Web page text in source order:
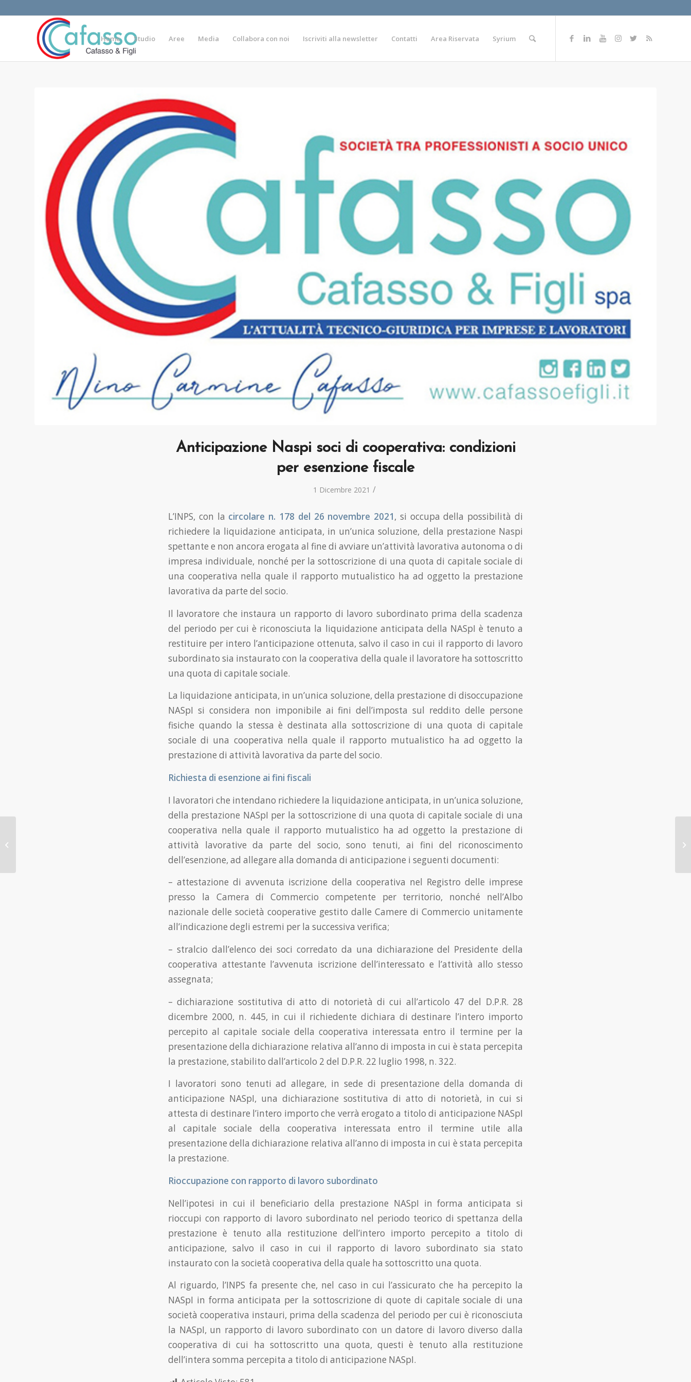
Home Studio Aree Media Collabora con noi Iscriviti alla newsletter Contatti Area Riservata Syrium
Anticipazione Naspi soci di cooperativa: condizioni
per esenzione fiscale
1 Dicembre 2021 /
L’INPS, con la circolare n. 178 del 26 novembre 2021, si occupa della possibilità di
richiedere la liquidazione anticipata, in un’unica soluzione, della prestazione Naspi
spettante e non ancora erogata al fine di avviare un’attività lavorativa autonoma o di
impresa individuale, nonché per la sottoscrizione di una quota di capitale sociale di
una cooperativa nella quale il rapporto mutualistico ha ad oggetto la prestazione
lavorativa da parte del socio.
Il lavoratore che instaura un rapporto di lavoro subordinato prima della scadenza
del periodo per cui è riconosciuta la liquidazione anticipata della NASpI è tenuto a
restituire per intero l’anticipazione ottenuta, salvo il caso in cui il rapporto di lavoro
subordinato sia instaurato con la cooperativa della quale il lavoratore ha sottoscritto
una quota di capitale sociale.
La liquidazione anticipata, in un’unica soluzione, della prestazione di disoccupazione
NASpI si considera non imponibile ai fini dell’imposta sul reddito delle persone
fisiche quando la stessa è destinata alla sottoscrizione di una quota di capitale
sociale di una cooperativa nella quale il rapporto mutualistico ha ad oggetto la
prestazione di attività lavorativa da parte del socio.
Richiesta di esenzione ai fini fiscali
I lavoratori che intendano richiedere la liquidazione anticipata, in un’unica soluzione,
della prestazione NASpI per la sottoscrizione di una quota di capitale sociale di una
cooperativa nella quale il rapporto mutualistico ha ad oggetto la prestazione di
attività lavorative da parte del socio, sono tenuti, ai fini del riconoscimento
dell’esenzione, ad allegare alla domanda di anticipazione i seguenti documenti:
– attestazione di avvenuta iscrizione della cooperativa nel Registro delle imprese
presso la Camera di Commercio competente per territorio, nonché nell’Albo
nazionale delle società cooperative gestito dalle Camere di Commercio unitamente
all’indicazione degli estremi per la successiva verifica;
– stralcio dall’elenco dei soci corredato da una dichiarazione del Presidente della
cooperativa attestante l’avvenuta iscrizione dell’interessato e l’attività allo stesso
assegnata;
– dichiarazione sostitutiva di atto di notorietà di cui all’articolo 47 del D.P.R. 28
dicembre 2000, n. 445, in cui il richiedente dichiara di destinare l’intero importo
percepito al capitale sociale della cooperativa interessata entro il termine per la
presentazione della dichiarazione relativa all’anno di imposta in cui è stata percepita
la prestazione, stabilito dall’articolo 2 del D.P.R. 22 luglio 1998, n. 322.
I lavoratori sono tenuti ad allegare, in sede di presentazione della domanda di
anticipazione NASpI, una dichiarazione sostitutiva di atto di notorietà, in cui si
attesta di destinare l’intero importo che verrà erogato a titolo di anticipazione NASpI
al capitale sociale della cooperativa interessata entro il termine utile alla
presentazione della dichiarazione relativa all’anno di imposta in cui è stata percepita
la prestazione.
Rioccupazione con rapporto di lavoro subordinato
Nell’ipotesi in cui il beneficiario della prestazione NASpI in forma anticipata si
rioccupi con rapporto di lavoro subordinato nel periodo teorico di spettanza della
prestazione è tenuto alla restituzione dell’intero importo percepito a titolo di
anticipazione, salvo il caso in cui il rapporto di lavoro subordinato sia stato
instaurato con la società cooperativa della quale ha sottoscritto una quota.
Al riguardo, l’INPS fa presente che, nel caso in cui l’assicurato che ha percepito la
NASpI in forma anticipata per la sottoscrizione di quote di capitale sociale di una
società cooperativa instauri, prima della scadenza del periodo per cui è riconosciuta
la NASpI, un rapporto di lavoro subordinato con un datore di lavoro diverso dalla
cooperativa di cui ha sottoscritto una quota, questi è tenuto alla restituzione
dell’intera somma percepita a titolo di anticipazione NASpI.